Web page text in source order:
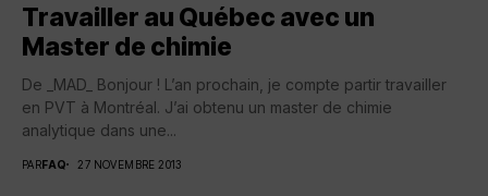
Travailler au Québec avec un
Master de chimie
De _MAD_ Bonjour ! L’an prochain, je compte partir travailler
en PVT à Montréal. J’ai obtenu un master de chimie
analytique dans une...
PARFAQ 27 NOVEMBRE 2013